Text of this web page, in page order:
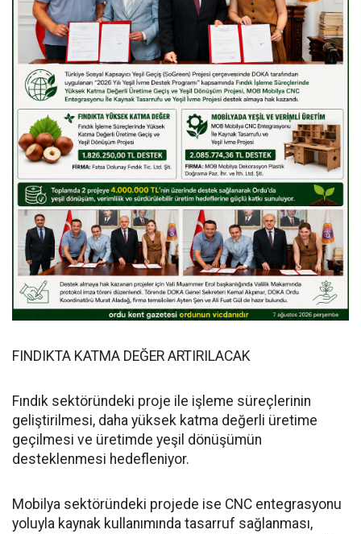
FINDIKTA KATMA DEĞER ARTIRILACAK
Fındık sektöründeki proje ile işleme süreçlerinin
geliştirilmesi, daha yüksek katma değerli üretime
geçilmesi ve üretimde yeşil dönüşümün
desteklenmesi hedefleniyor.
Mobilya sektöründeki projede ise CNC entegrasyonu
yoluyla kaynak kullanımında tasarruf sağlanması,